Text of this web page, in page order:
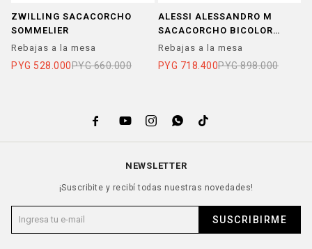
ZWILLING SACACORCHO
SOMMELIER
Rebajas a la mesa
PYG 528.000PYG 660.000
ALESSI ALESSANDRO M
SACACORCHO BICOLOR
CELESTE
Rebajas a la mesa
PYG 718.400PYG 898.000
    
NEWSLETTER
¡Suscribite y recibí todas nuestras novedades!
SUSCRIBIRME